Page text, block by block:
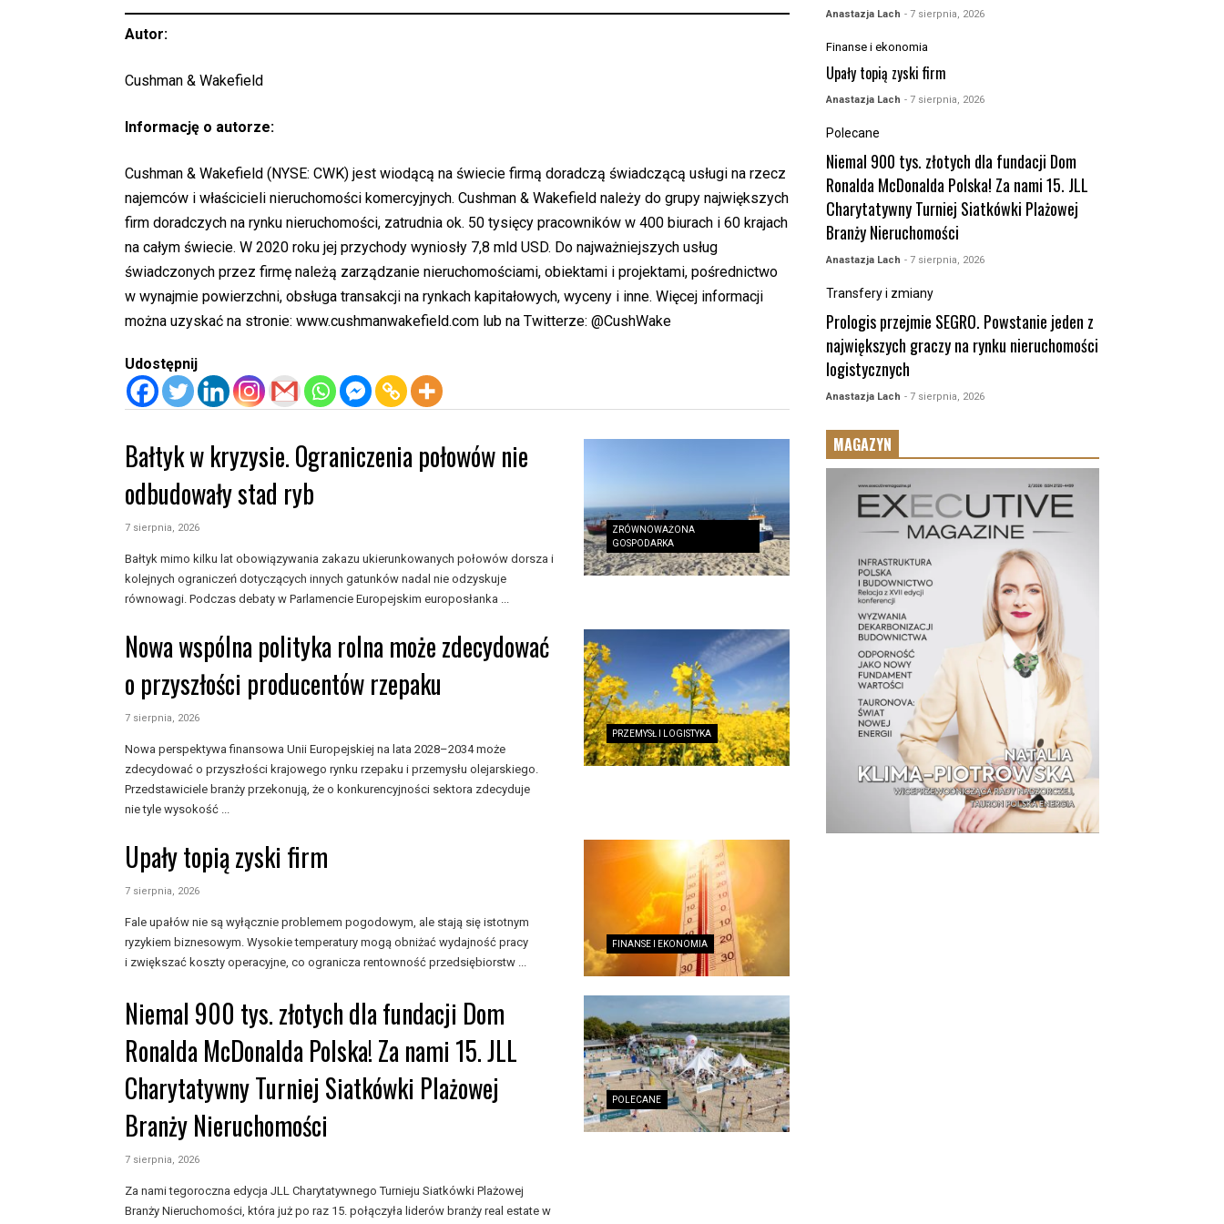
Autor:
Cushman & Wakefield
Informację o autorze:
Cushman & Wakefield (NYSE: CWK) jest wiodącą na świecie firmą doradczą świadczącą usługi na rzecz
najemców i właścicieli nieruchomości komercyjnych. Cushman & Wakefield należy do grupy największych
firm doradczych na rynku nieruchomości, zatrudnia ok. 50 tysięcy pracowników w 400 biurach i 60 krajach
na całym świecie. W 2020 roku jej przychody wyniosły 7,8 mld USD. Do najważniejszych usług
świadczonych przez firmę należą zarządzanie nieruchomościami, obiektami i projektami, pośrednictwo
w wynajmie powierzchni, obsługa transakcji na rynkach kapitałowych, wyceny i inne. Więcej informacji
można uzyskać na stronie: www.cushmanwakefield.com lub na Twitterze: @CushWake
Udostępnij
ZRÓWNOWAŻONA
GOSPODARKA
Bałtyk w kryzysie. Ograniczenia połowów nie
odbudowały stad ryb
7 sierpnia, 2026
Bałtyk mimo kilku lat obowiązywania zakazu ukierunkowanych połowów dorsza i
kolejnych ograniczeń dotyczących innych gatunków nadal nie odzyskuje
równowagi. Podczas debaty w Parlamencie Europejskim europosłanka ...
PRZEMYSŁ I LOGISTYKA
Nowa wspólna polityka rolna może zdecydować
o przyszłości producentów rzepaku
7 sierpnia, 2026
Nowa perspektywa finansowa Unii Europejskiej na lata 2028–2034 może
zdecydować o przyszłości krajowego rynku rzepaku i przemysłu olejarskiego.
Przedstawiciele branży przekonują, że o konkurencyjności sektora zdecyduje
nie tyle wysokość ...
FINANSE I EKONOMIA
Upały topią zyski firm
7 sierpnia, 2026
Fale upałów nie są wyłącznie problemem pogodowym, ale stają się istotnym
ryzykiem biznesowym. Wysokie temperatury mogą obniżać wydajność pracy
i zwiększać koszty operacyjne, co ogranicza rentowność przedsiębiorstw ...
POLECANE
Niemal 900 tys. złotych dla fundacji Dom
Ronalda McDonalda Polska! Za nami 15. JLL
Charytatywny Turniej Siatkówki Plażowej
Branży Nieruchomości
7 sierpnia, 2026
Za nami tegoroczna edycja JLL Charytatywnego Turnieju Siatkówki Plażowej
Branży Nieruchomości, która już po raz 15. połączyła liderów branży real estate w
Anastazja Lach - 7 sierpnia, 2026
Finanse i ekonomia
Upały topią zyski firm
Anastazja Lach - 7 sierpnia, 2026
Polecane
Niemal 900 tys. złotych dla fundacji Dom
Ronalda McDonalda Polska! Za nami 15. JLL
Charytatywny Turniej Siatkówki Plażowej
Branży Nieruchomości
Anastazja Lach - 7 sierpnia, 2026
Transfery i zmiany
Prologis przejmie SEGRO. Powstanie jeden z
największych graczy na rynku nieruchomości
logistycznych
Anastazja Lach - 7 sierpnia, 2026
MAGAZYN